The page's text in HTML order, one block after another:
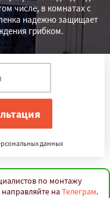
числе, в комнатах с
надежно защищает
грибком.
данных
по монтажу
на Телеграм.